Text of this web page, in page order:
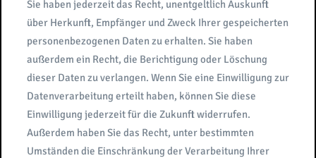
Sie haben jederzeit das Recht, unentgeltlich Auskunft
über Herkunft, Empfänger und Zweck Ihrer gespeicherten
personenbezogenen Daten zu erhalten. Sie haben
außerdem ein Recht, die Berichtigung oder Löschung
dieser Daten zu verlangen. Wenn Sie eine Einwilligung zur
Datenverarbeitung erteilt haben, können Sie diese
Einwilligung jederzeit für die Zukunft widerrufen.
Außerdem haben Sie das Recht, unter bestimmten
Umständen die Einschränkung der Verarbeitung Ihrer